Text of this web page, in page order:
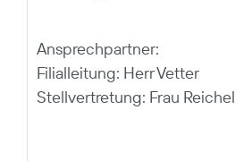
Ansprechpartner:
Filialleitung: Herr Vetter
Stellvertretung: Frau Reichel